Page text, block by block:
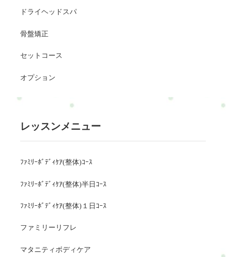
ドライヘッドスパ
骨盤矯正
セットコース
オプション
レッスンメニュー
ﾌｧﾐﾘｰﾎﾞﾃﾞｨｹｱ(整体)ｺｰｽ
ﾌｧﾐﾘｰﾎﾞﾃﾞｨｹｱ(整体)半日ｺｰｽ
ﾌｧﾐﾘｰﾎﾞﾃﾞｨｹｱ(整体)１日ｺｰｽ
ファミリーリフレ
マタニティボディケア